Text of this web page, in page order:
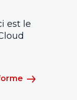
est le